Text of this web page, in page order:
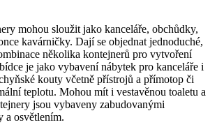
mohou sloužit jako kanceláře, obchůdky,
kavárničky. Dají se objednat jednoduché,
několika kontejnerů pro vytvoření
je jako vybavení nábytek pro kanceláře i
kouty včetně přístrojů a přímotop či
teplotu. Mohou mít i vestavěnou toaletu a
jsou vybaveny zabudovanými
a osvětlením.